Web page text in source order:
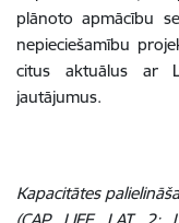
plānoto apmācību
nepieciešamību
citus aktuālus ar
jautājumus.
Kapacitātes
(CAP LIFE LAT 2;